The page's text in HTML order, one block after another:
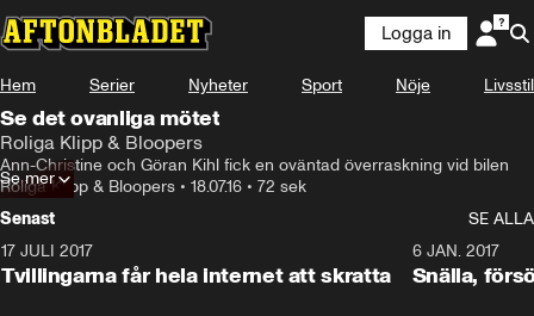
Logga in
Hem Serier Nyheter Sport Nöje Livsstil
Se det ovanliga mötet
Roliga Klipp & Bloopers
Ann-Christine och Göran Kihl fick en oväntad överraskning vid bilen
Roliga Klipp & Bloopers • 18.07.16 • 72 sek
Se mer
Senast
SE ALLA
17 JULI 2017
Tvillingarna får hela internet att skratta
6 JAN. 2017
Snälla,